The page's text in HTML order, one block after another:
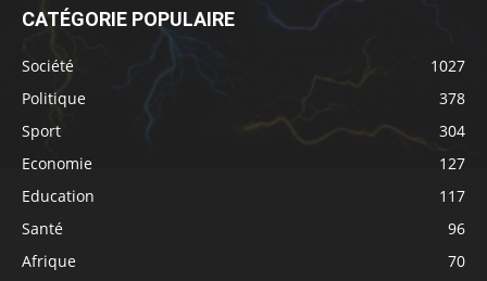
CATÉGORIE POPULAIRE
Société
1027
Politique
378
Sport
304
Economie
127
Education
117
Santé
96
Afrique
70